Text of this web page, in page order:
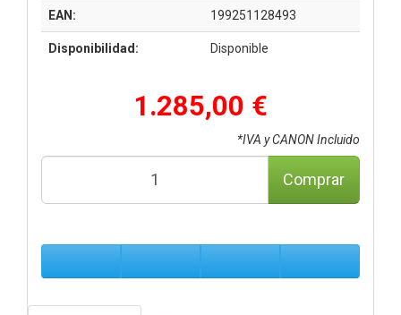
EAN: 199251128493
Disponibilidad: Disponible
1.285,00 €
*IVA y CANON Incluido
Comprar